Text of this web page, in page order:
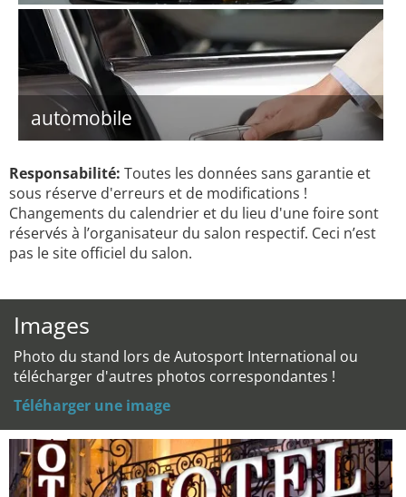
automobile
Responsabilité: Toutes les données sans garantie et
sous réserve d'erreurs et de modifications !
Changements du calendrier et du lieu d'une foire sont
réservés à l’organisateur du salon respectif. Ceci n’est
pas le site officiel du salon.
Images
Photo du stand lors de Autosport International ou
télécharger d'autres photos correspondantes !
Téléharger une image